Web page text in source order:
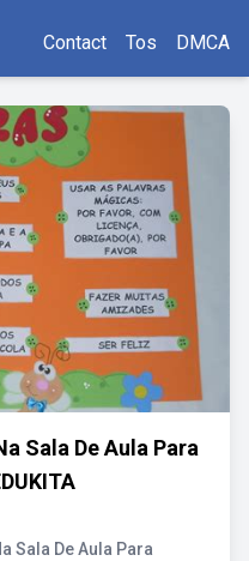
Contact Tos DMCA
Sala De Aula Para
Sala De Aula Para